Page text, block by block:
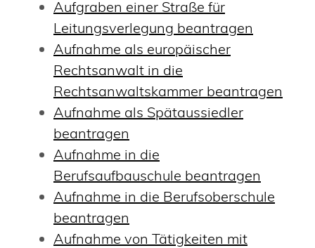
Aufgraben einer Straße für
Leitungsverlegung beantragen
Aufnahme als europäischer
Rechtsanwalt in die
Rechtsanwaltskammer beantragen
Aufnahme als Spätaussiedler
beantragen
Aufnahme in die
Berufsaufbauschule beantragen
Aufnahme in die Berufsoberschule
beantragen
Aufnahme von Tätigkeiten mit